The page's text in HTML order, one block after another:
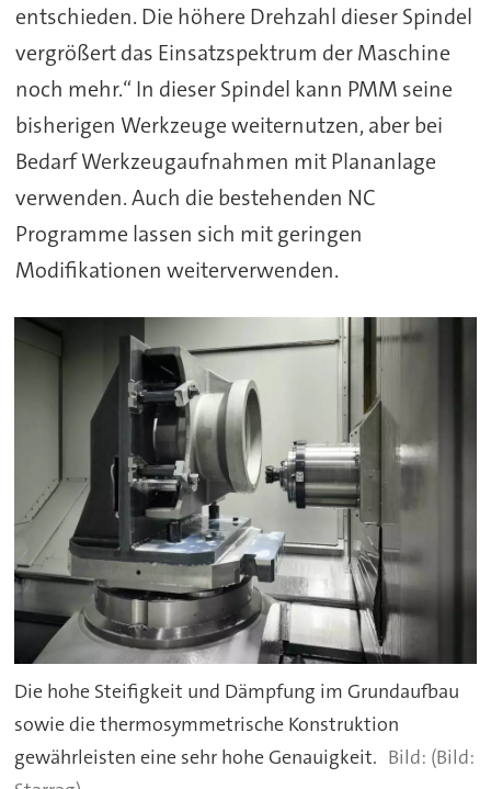
entschieden. Die höhere Drehzahl dieser Spindel
vergrößert das Einsatzspektrum der Maschine
noch mehr.“ In dieser Spindel kann PMM seine
bisherigen Werkzeuge weiternutzen, aber bei
Bedarf Werkzeugaufnahmen mit Plananlage
verwenden. Auch die bestehenden NC
Programme lassen sich mit geringen
Modifikationen weiterverwenden.
Die hohe Steifigkeit und Dämpfung im Grundaufbau
sowie die thermosymmetrische Konstruktion
gewährleisten eine sehr hohe Genauigkeit.
(Bild: